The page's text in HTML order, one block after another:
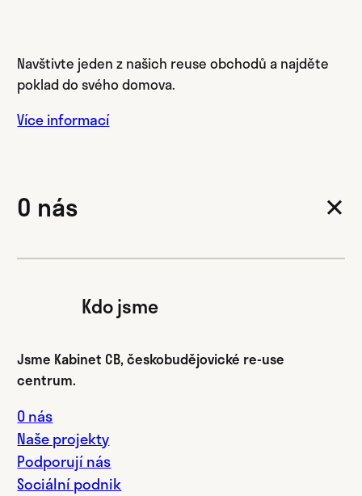
Navštivte jeden z našich reuse obchodů a najděte
poklad do svého domova.
Více informací
O nás ✕
Kdo jsme
Jsme Kabinet CB, českobudějovické re-use
centrum.
O nás
Naše projekty
Podporují nás
Sociální podnik